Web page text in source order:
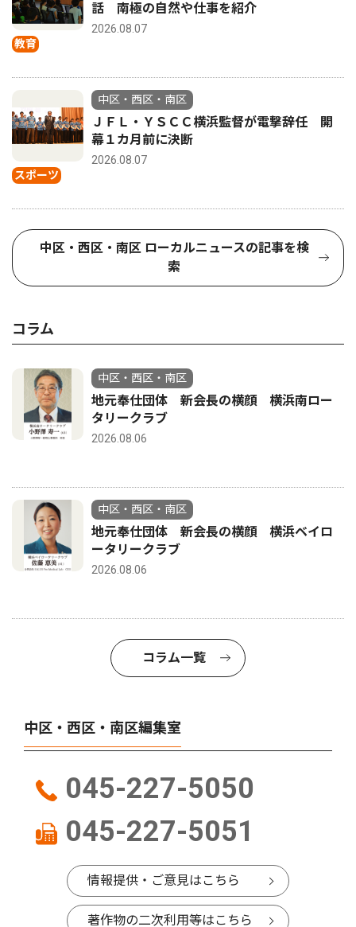
教育
話 南極の自然や仕事を紹介
2026.08.07
スポーツ
中区・西区・南区
ＪＦＬ・ＹＳＣＣ横浜監督が電撃辞任 開
幕１カ月前に決断
2026.08.07
中区・西区・南区 ローカルニュースの記事を検
索
コラム
中区・西区・南区
地元奉仕団体 新会長の横顔 横浜南ロー
タリークラブ
2026.08.06
中区・西区・南区
地元奉仕団体 新会長の横顔 横浜ベイロ
ータリークラブ
2026.08.06
コラム一覧
中区・西区・南区編集室
045-227-5050
045-227-5051
情報提供・ご意見はこちら
著作物の二次利用等はこちら